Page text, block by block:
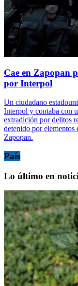
Cae en Zapopan
por Interpol
Un ciudadano
Interpol y contaba con
extradición por delitos
detenido por
Zapopan.
País
Lo último en